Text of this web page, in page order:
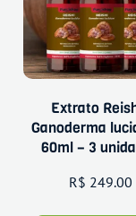
Extrato
Ganoderma
60ml – 3
R$ 249.00